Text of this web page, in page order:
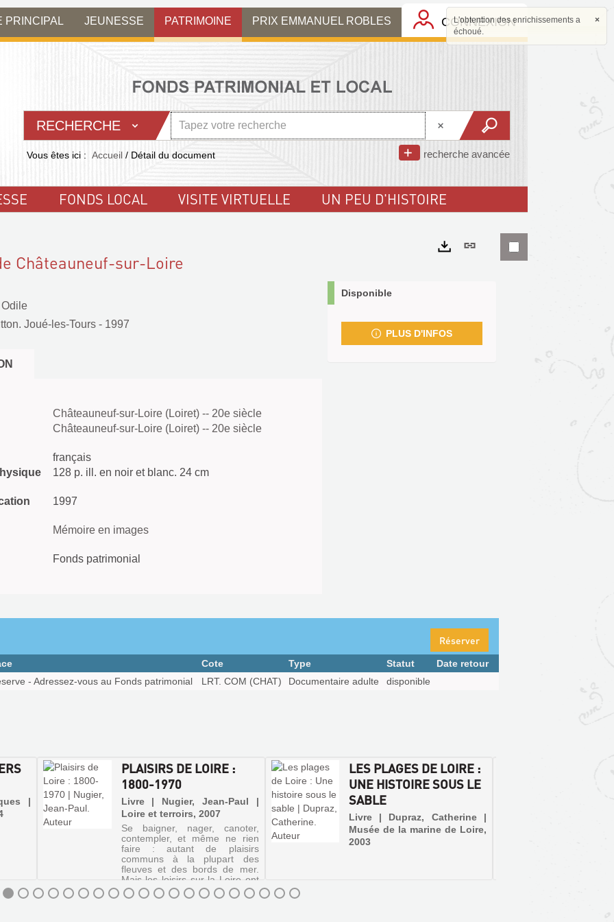
PRINCIPAL JEUNESSE PATRIMOINE PRIX EMMANUEL ROBLES CONNEXION
RECHERCHE
recherche avancée
Vous êtes ici : Accueil / Détail du document
FONDS LOCAL VISITE VIRTUELLE UN PEU D'HISTOIRE
Châteauneuf-sur-Loire
Joué-les-Tours - 1997
Châteauneuf-sur-Loire (Loiret) -- 20e siècle
Châteauneuf-sur-Loire (Loiret) -- 20e siècle
français
128 p. ill. en noir et blanc. 24 cm
1997
Mémoire en images
Fonds patrimonial
Lien
Disponible
PLUS D'INFOS
Réserver
Cote Type Statut
Date retour
- Adressez-vous au Fonds patrimonial LRT. COM (CHAT) Documentaire adulte disponible
PLAISIRS DE LOIRE :
1800-1970
Livre | Nugier, Jean-Paul |
Loire et terroirs, 2007
Se baigner, nager, canoter,
contempler, et même ne rien
faire : autant de plaisirs
communs à la plupart des
fleuves et des bords de mer.
Mais les loisirs sur la Loire ont
connu, du début du 19e siècle
aux années soixante-dix, des
LES PLAGES DE LOIRE :
UNE HISTOIRE SOUS LE
SABLE
Livre | Dupraz, Catherine |
Musée de la marine de Loire,
2003
|
×
L'obtention des enrichissements a
échoué.